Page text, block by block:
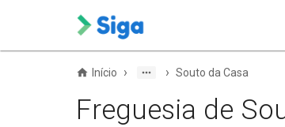
Início › › Souto da Casa
Freguesia de